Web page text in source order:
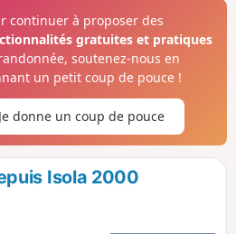
en Italie.
continuer à proposer des
gratuites et pratiques
soutenez-nous en
un petit coup de pouce !
Je donne un coup de pouce
Isola 2000